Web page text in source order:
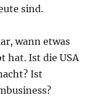
sind.
wann etwas
hat. Ist die USA
Ist